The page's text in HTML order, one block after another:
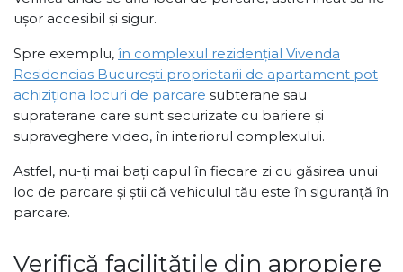
ușor accesibil și sigur.
Spre exemplu, în complexul rezidențial Vivenda
Residencias București proprietarii de apartament pot
achiziționa locuri de parcare subterane sau
supraterane care sunt securizate cu bariere și
supraveghere video, în interiorul complexului.
Astfel, nu-ți mai bați capul în fiecare zi cu găsirea unui
loc de parcare și știi că vehiculul tău este în siguranță în
parcare.
Verifică facilitățile din apropiere